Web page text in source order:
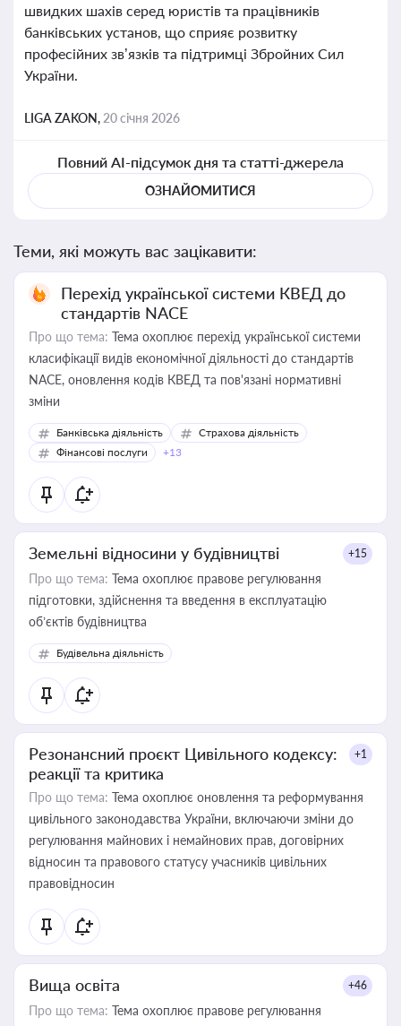
швидких шахів серед юристів та працівників
банківських установ, що сприяє розвитку
професійних зв’язків та підтримці Збройних Сил
України.
LIGA ZAKON, 20 січня 2026
Повний AI-підсумок дня та статті-джерела
ОЗНАЙОМИТИСЯ
Теми, які можуть вас зацікавити:
Перехід української системи КВЕД до
стандартів NACE
Про що тема: Тема охоплює перехід української системи
класифікації видів економічної діяльності до стандартів
NACE, оновлення кодів КВЕД та пов'язані нормативні
зміни
Банківська діяльність
Страхова діяльність
Фінансові послуги
+13
Земельні відносини у будівництві +15
Про що тема: Тема охоплює правове регулювання
підготовки, здійснення та введення в експлуатацію
об’єктів будівництва
Будівельна діяльність
Резонансний проєкт Цивільного кодексу:
реакції та критика
+1
Про що тема: Тема охоплює оновлення та реформування
цивільного законодавства України, включаючи зміни до
регулювання майнових і немайнових прав, договірних
відносин та правового статусу учасників цивільних
правовідносин
Вища освіта +46
Про що тема: Тема охоплює правове регулювання